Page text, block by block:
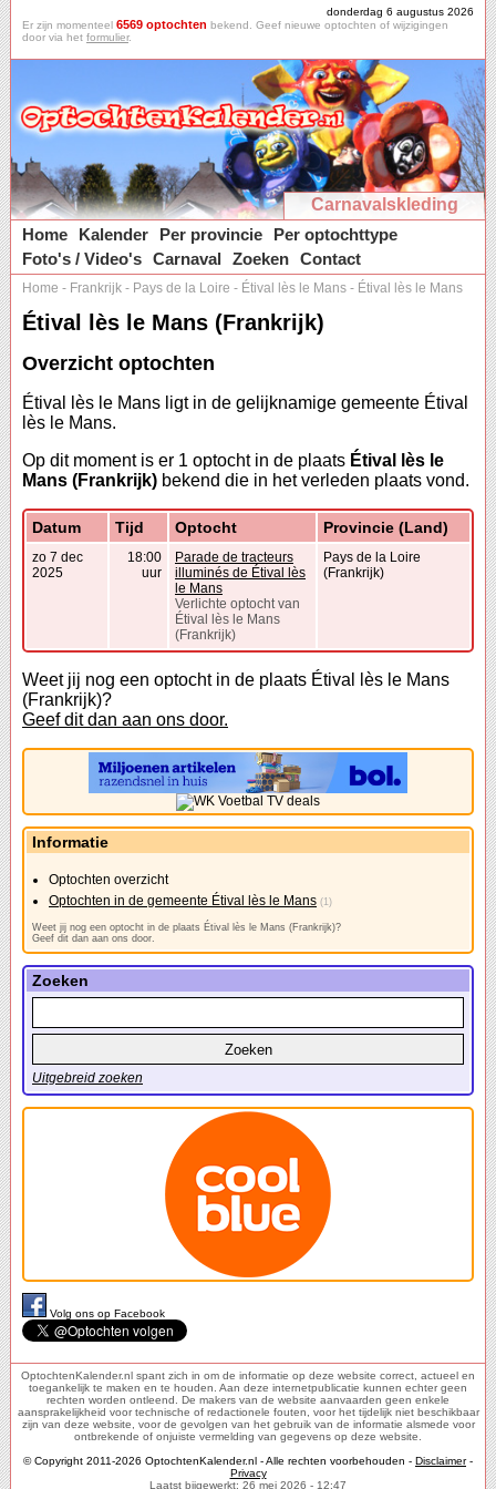
donderdag 6 augustus 2026
Er zijn momenteel 6569 optochten bekend. Geef nieuwe optochten of wijzigingen
door via het formulier.
Carnavalskleding
Home
Kalender Per provincie
Per optochttype
Foto's / Video's Carnaval Zoeken Contact
Home - Frankrijk - Pays de la Loire - Étival lès le Mans - Étival lès le Mans
Étival lès le Mans (Frankrijk)
Overzicht optochten
Étival lès le Mans ligt in de gelijknamige gemeente Étival
lès le Mans.
Op dit moment is er 1 optocht in de plaats Étival lès le
Mans (Frankrijk) bekend die in het verleden plaats vond.
Datum Tijd Optocht Provincie (Land)
zo 7 dec
2025
18:00
uur
Parade de tracteurs
illuminés de Étival lès
le Mans
Verlichte optocht van
Étival lès le Mans
(Frankrijk)
Pays de la Loire
(Frankrijk)
Weet jij nog een optocht in de plaats Étival lès le Mans
(Frankrijk)?
Geef dit dan aan ons door.
Informatie
Optochten overzicht
Optochten in de gemeente Étival lès le Mans (1)
Weet jij nog een optocht in de plaats Étival lès le Mans (Frankrijk)?
Geef dit dan aan ons door.
Zoeken
Uitgebreid zoeken
Volg ons op Facebook
OptochtenKalender.nl spant zich in om de informatie op deze website correct, actueel en
toegankelijk te maken en te houden. Aan deze internetpublicatie kunnen echter geen
rechten worden ontleend. De makers van de website aanvaarden geen enkele
aansprakelijkheid voor technische of redactionele fouten, voor het tijdelijk niet beschikbaar
zijn van deze website, voor de gevolgen van het gebruik van de informatie alsmede voor
ontbrekende of onjuiste vermelding van gegevens op deze website.
© Copyright 2011-2026 OptochtenKalender.nl - Alle rechten voorbehouden - Disclaimer-
Privacy
Laatst bijgewerkt: 26 mei 2026 - 12:47